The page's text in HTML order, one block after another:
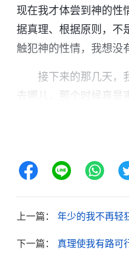
现在我才体尝到神的性
据真理、根据原则，不
触犯神的性情，我想没
接下来的那几天，
去哪儿，那个时候真是
话：“神啊，我错了，
告。一天，我看到一首
的环境，我不能放弃
《话・卷三 末世基督座
上一篇： 年少的我不再轻
下一篇： 真理使我有路可